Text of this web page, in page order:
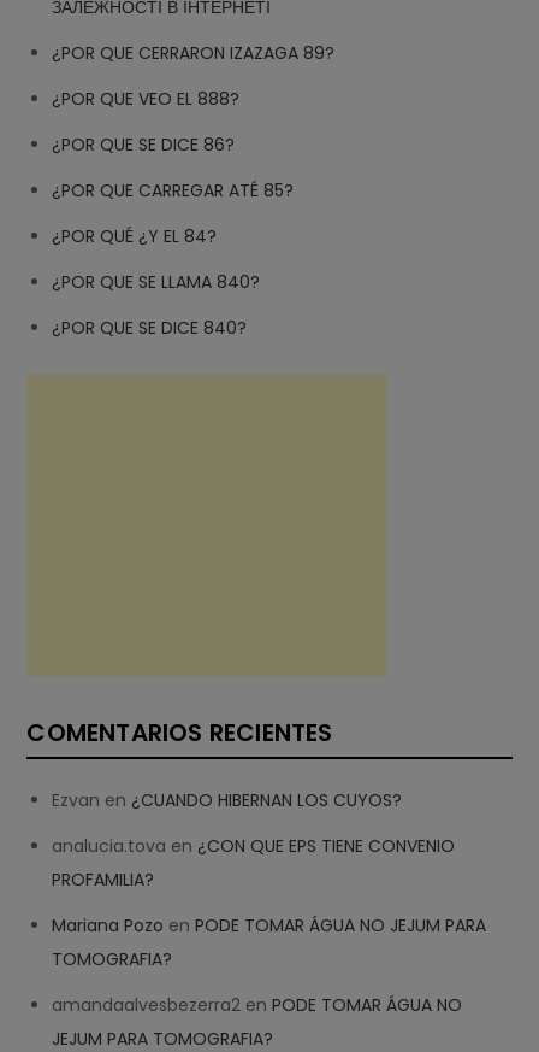
ЗАЛЕЖНОСТІ В ІНТЕРНЕТІ
¿POR QUE CERRARON IZAZAGA 89?
¿POR QUE VEO EL 888?
¿POR QUE SE DICE 86?
¿POR QUE CARREGAR ATÉ 85?
¿POR QUÉ ¿Y EL 84?
¿POR QUE SE LLAMA 840?
¿POR QUE SE DICE 840?
COMENTARIOS RECIENTES
Ezvan en ¿CUANDO HIBERNAN LOS CUYOS?
analucia.tova en ¿CON QUE EPS TIENE CONVENIO
PROFAMILIA?
Mariana Pozo enPODE TOMAR ÁGUA NO JEJUM PARA
TOMOGRAFIA?
amandaalvesbezerra2 enPODE TOMAR ÁGUA NO
JEJUM PARA TOMOGRAFIA?